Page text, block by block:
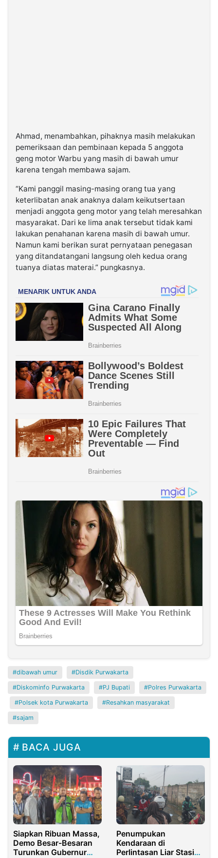
Ahmad, menambahkan, pihaknya masih melakukan
pemeriksaan dan pembinaan kepada 5 anggota
geng motor Warbu yang masih di bawah umur
karena tengah membawa sajam.
“Kami panggil masing-masing orang tua yang
keterlibatan anak anaknya dalam keikutsertaan
menjadi anggota geng motor yang telah meresahkan
masyarakat. Dari ke lima anak tersebut tidak kami
lakukan penahanan karena masih di bawah umur.
Namun kami berikan surat pernyataan penegasan
yang ditandatangani langsung oleh kedua orang
tuanya diatas materai.” pungkasnya.
dibawah umur Disdik Purwakarta
Diskominfo Purwakarta PJ Bupati Polres Purwakarta
Polsek kota Purwakarta Resahkan masyarakat
sajam
BACA JUGA
Siapkan Ribuan Massa,
Demo Besar-Besaran
Turunkan Gubernur
Penumpukan
Kendaraan di
Perlintasan Liar Stasiun